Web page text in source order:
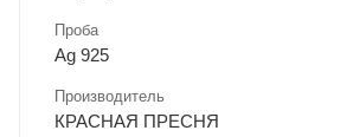
Проба
Ag 925
Производитель
КРАСНАЯ ПРЕСНЯ